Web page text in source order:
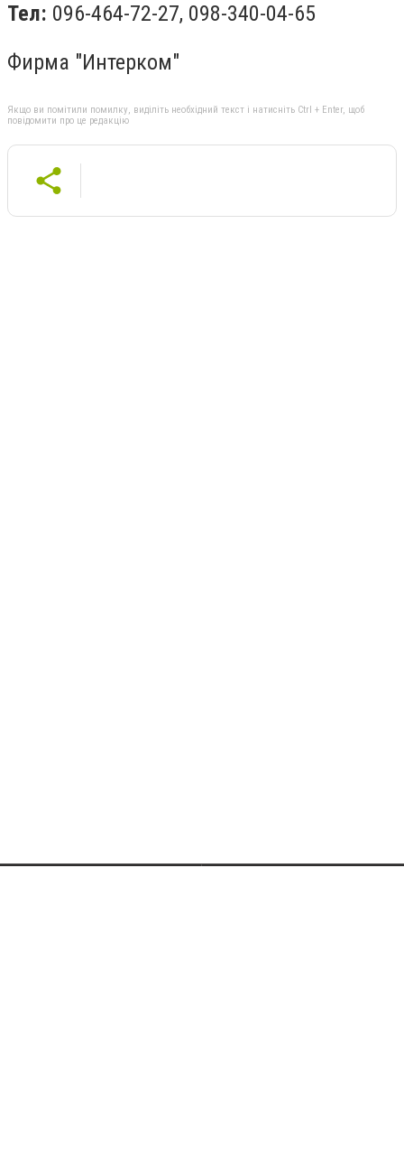
Тел: 096-464-72-27, 098-340-04-65
Фирма "Интерком"
Якщо ви помітили помилку, виділіть необхідний текст і натисніть Ctrl + Enter, щоб
повідомити про це редакцію